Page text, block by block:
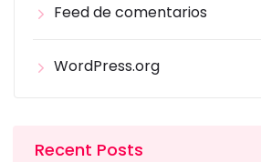
Feed de comentarios
WordPress.org
Recent Posts